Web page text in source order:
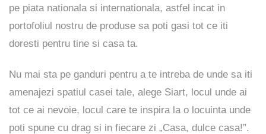
pe piata nationala si internationala, astfel incat in
portofoliul nostru de produse sa poti gasi tot ce iti
doresti pentru tine si casa ta.
Nu mai sta pe ganduri pentru a te intreba de unde sa iti
amenajezi spatiul casei tale, alege Siart, locul unde ai
tot ce ai nevoie, locul care te inspira la o locuinta unde
poti spune cu drag si in fiecare zi „Casa, dulce casa!”.